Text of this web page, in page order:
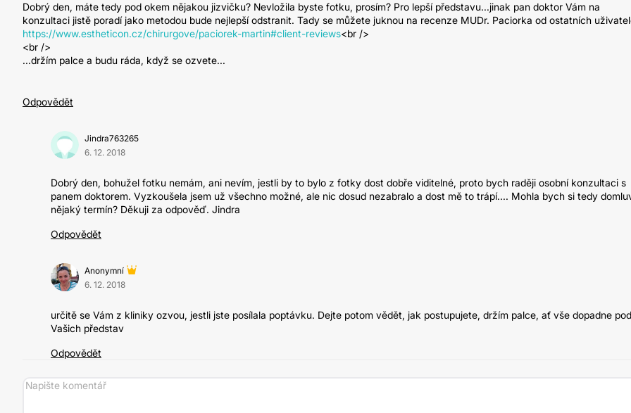
Dobrý den, máte tedy pod okem nějakou jizvičku? Nevložila byste fotku, prosím? Pro lepší představu...jinak pan doktor Vám na
konzultaci jistě poradí jako metodou bude nejlepší odstranit. Tady se můžete juknou na recenze MUDr. Paciorka od ostatních
https://www.estheticon.cz/chirurgove/paciorek-martin#client-reviews<br />
<br />
...držím palce a budu ráda, když se ozvete...
Odpovědět
Jindra763265
6. 12. 2018
Dobrý den, bohužel fotku nemám, ani nevím, jestli by to bylo z fotky dost dobře viditelné, proto bych raději osobní konzultaci s
panem doktorem. Vyzkoušela jsem už všechno možné, ale nic dosud nezabralo a dost mě to trápí.... Mohla bych si tedy
nějaký termín? Děkuji za odpověď. Jindra
Odpovědět
Anonymní
6. 12. 2018
určitě se Vám z kliniky ozvou, jestli jste posílala poptávku. Dejte potom vědět, jak postupujete, držím palce, ať vše dopadne
Vašich představ
Odpovědět